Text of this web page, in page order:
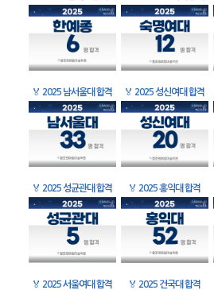
🏅 2025 남서울대 합격 🏅 2025 성신여대 합격
🏅 2025 성균관대 합격 🏅 2025 홍익대 합격
🏅 2025 서울여대 합격 🏅 2025 건국대 합격